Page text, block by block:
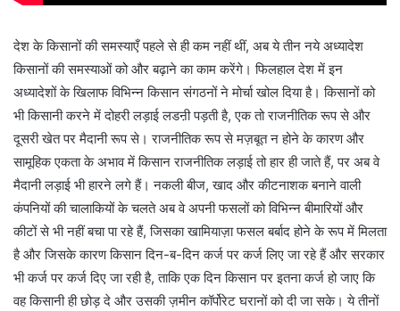
देश के किसानों की समस्याएँ पहले से ही कम नहीं थीं, अब ये तीन नये अध्यादेश
किसानों की समस्याओं को और बढ़ाने का काम करेंगे। फिलहाल देश में इन
अध्यादेशों के खिलाफ विभिन्न किसान संगठनों ने मोर्चा खोल दिया है। किसानों को
भी किसानी करने में दोहरी लड़ाई लडऩी पड़ती है, एक तो राजनीतिक रूप से और
दूसरी खेत पर मैदानी रूप से। राजनीतिक रूप से मज़बूत न होने के कारण और
सामूहिक एकता के अभाव में किसान राजनीतिक लड़ाई तो हार ही जाते हैं, पर अब वे
मैदानी लड़ाई भी हारने लगे हैं। नकली बीज, खाद और कीटनाशक बनाने वाली
कंपनियों की चालाकियों के चलते अब वे अपनी फसलों को विभिन्न बीमारियों और
कीटों से भी नहीं बचा पा रहे हैं, जिसका खामियाज़ा फसल बर्बाद होने के रूप में मिलता
है और जिसके कारण किसान दिन-ब-दिन कर्ज पर कर्ज लिए जा रहे हैं और सरकार
भी कर्ज पर कर्ज दिए जा रही है, ताकि एक दिन किसान पर इतना कर्ज हो जाए कि
वह किसानी ही छोड़ दे और उसकी ज़मीन कॉर्पोरेट घरानों को दी जा सके। ये तीनों